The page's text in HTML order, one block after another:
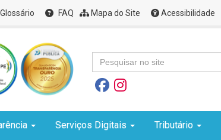
Glossário FAQ Mapa do Site Acessibilidade
Serviços Digitais Tributário